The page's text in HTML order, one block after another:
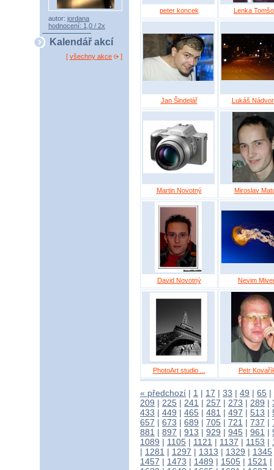
autor: jordana
hodnocení: 1,0 / 2x
Kalendář akcí
[ všechny akce ]
peter koncek Lenka
Jan Šindelář Lukáš
Martin Novotný Miroslav
David Novotný Nevim
PhotoArt studio ... Petr
« předchozí | 1 | 17 | 33 | 49 | 65 |
209 | 225 | 241 | 257 | 273 | 289 |
433 | 449 | 465 | 481 | 497 | 513 |
657 | 673 | 689 | 705 | 721 | 737 |
881 | 897 | 913 | 929 | 945 | 961 |
1089 | 1105 | 1121 | 1137 | 1153 |
| 1281 | 1297 | 1313 | 1329 | 1345
1457 | 1473 | 1489 | 1505 | 1521 |